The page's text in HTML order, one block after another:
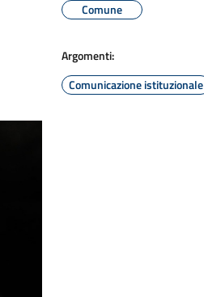
Comune
Argomenti:
Comunicazione istituzionale